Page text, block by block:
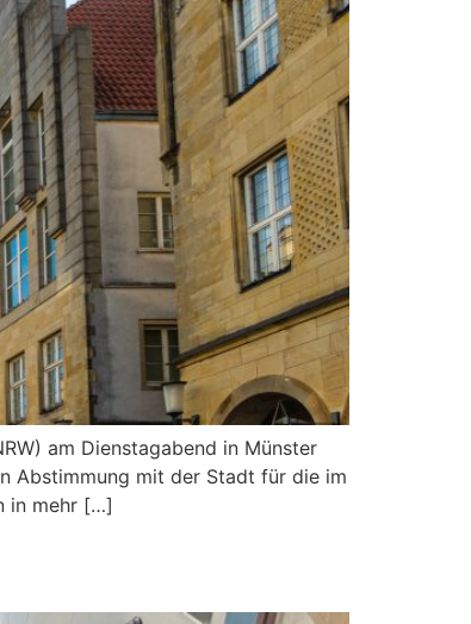
am Dienstagabend in Münster
Abstimmung mit der Stadt für die im
in mehr […]